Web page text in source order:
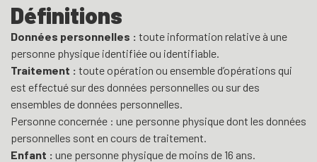
Définitions
Données personnelles : toute information relative à une
personne physique identifiée ou identifiable.
Traitement : toute opération ou ensemble d’opérations qui
est effectué sur des données personnelles ou sur des
ensembles de données personnelles.
Personne concernée : une personne physique dont les données
personnelles sont en cours de traitement.
Enfant : une personne physique de moins de 16 ans.